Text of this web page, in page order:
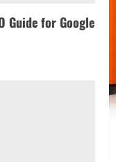
Guide for Google